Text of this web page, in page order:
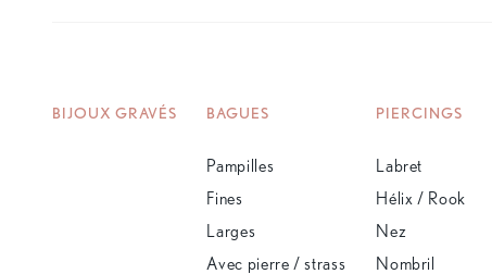
BIJOUX GRAVÉS BAGUES
Pampilles
Fines
Larges
Avec pierre / strass
PIERCINGS
Labret
Hélix / Rook
Nez
Nombril